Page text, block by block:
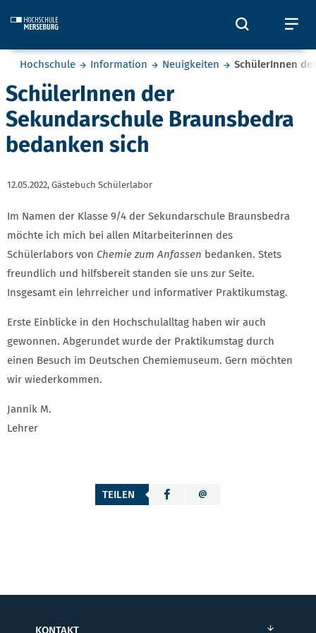
Öffnet
Sie befinden sich hier:
Hochschule Information Neuigkeiten SchülerInnen
SchülerInnen der
Sekundarschule Braunsbedra
bedanken sich
12.05.2022, Gästebuch Schülerlabor
Im Namen der Klasse 9/4 der Sekundarschule Braunsbedra
möchte ich mich bei allen Mitarbeiterinnen des
Schülerlabors von Chemie zum Anfassen bedanken. Stets
freundlich und hilfsbereit standen sie uns zur Seite.
Insgesamt ein lehrreicher und informativer Praktikumstag.
Erste Einblicke in den Hochschulalltag haben wir auch
gewonnen. Abgerundet wurde der Praktikumstag durch
einen Besuch im Deutschen Chemiemuseum. Gern möchten
wir wiederkommen.
Jannik M.
Lehrer
TEILEN
KONTAKT